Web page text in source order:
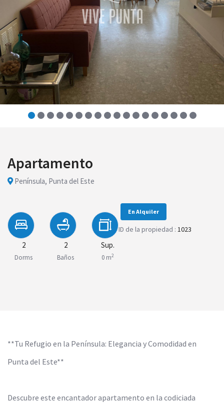
Apartamento
Península, Punta del Este
2
Dorms
2
Baños
Sup.
0 m2
En Alquiler
ID de la propiedad : 1023
**Tu Refugio en la Península: Elegancia y Comodidad en
Punta del Este**
Descubre este encantador apartamento en la codiciada